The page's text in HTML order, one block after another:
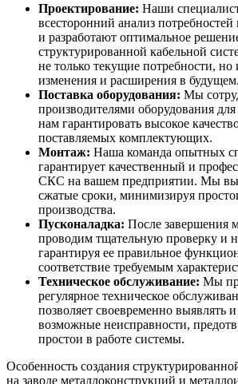
Проектирование: Наши
всесторонний анализ
и разработают оптимальное
структурированной кабельной
не только текущие потребности,
изменения и расширения в будущем.
Поставка оборудования: Мы
производителями оборудования
нам гарантировать высокое
поставляемых комплектующих.
Монтаж: Наша команда опытных
гарантирует качественный и
СКС на вашем предприятии. Мы
сжатые сроки, минимизируя
производства.
Пусконаладка: После завершения
проводим тщательную проверку и
гарантируя ее правильное
соответствие требуемым
Техническое обслуживание: Мы
регулярное техническое
позволяет своевременно выявлять и
возможные неисправности,
простои в работе системы.
Особенность создания
на заводе металлоконструкций и